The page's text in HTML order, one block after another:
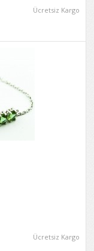
Ücretsiz Kargo
Ücretsiz Kargo